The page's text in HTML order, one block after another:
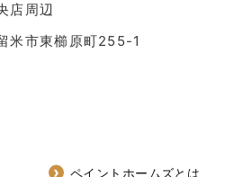
店周辺
米市東櫛原町255-1
ペイントホームズとは